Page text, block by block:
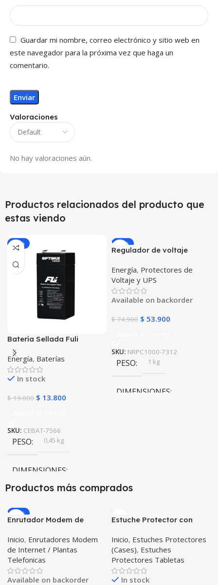
Valoraciones
No hay valoraciones aún.
Guardar mi nombre, correo electrónico y sitio web en
este navegador para la próxima vez que haga un
comentario.
Productos relacionados del producto que
estas viendo
-27%
Batería Sellada Fuli
Battery de 4V-4AH
FL440GS POWEST
Energía, Baterías
In stock
$19.000 $ 13.800
SKU: CEBAT-7566
PESO 0,45 kg
DIMENSIONES
-28%
Regulador de voltaje
1000 VA 8 Salidas
protección cortocircuito
sobrecarga con Switch
Supresor de picos
Energía, Protectores de
Voltaje y UPS
Available on backorder
$74.900 $ 53.900
SKU: NRPC1000-7312
PESO 1 kg
DIMENSIONES
Productos más comprados
-20%
Enrutador Modem de
Libre Todo Operador 4G
LTE SIMCARD
Inicio, Enrutadores Modem
de Internet / Plantas
Telefonicas
Available on backorder
Estuche Protector con
Tablet Samsung Galaxy
Tab A8 10.5 2021 – 2022
SM-x200 SM-x205 Anti
golpes con soporte
Inicio, Estuches Protectores
(Cases), Estuches
Protectores Tabletas
In stock